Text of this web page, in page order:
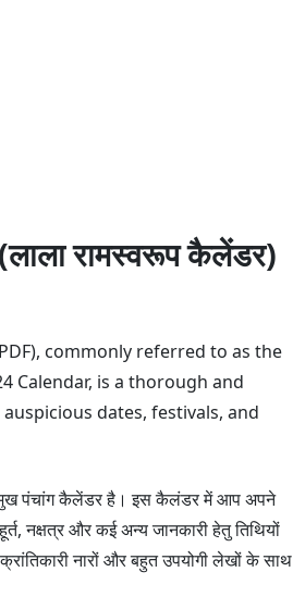
रामस्वरूप कैलेंडर)
commonly referred to as the
Calendar, is a thorough and
dates, festivals, and
पंचांग कैलेंडर है। इस कैलंडर में आप अपने
नक्षत्र और कई अन्य जानकारी हेतु तिथियों
नारों और बहुत उपयोगी लेखों के साथ